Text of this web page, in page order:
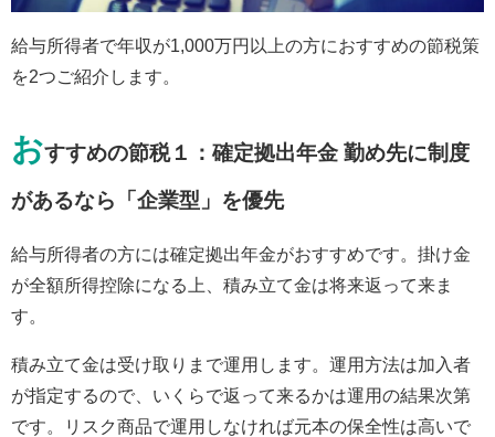
給与所得者で年収が1,000万円以上の方におすすめの節税策
を2つご紹介します。
おすすめの節税１：確定拠出年金 勤め先に制度
があるなら「企業型」を優先
給与所得者の方には確定拠出年金がおすすめです。掛け金
が全額所得控除になる上、積み立て金は将来返って来ま
す。
積み立て金は受け取りまで運用します。運用方法は加入者
が指定するので、いくらで返って来るかは運用の結果次第
です。リスク商品で運用しなければ元本の保全性は高いで